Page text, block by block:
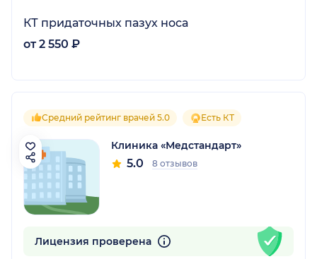
КТ придаточных пазух носа
от 2 550 ₽
Средний рейтинг врачей 5.0 Есть КТ
Клиника «Медстандарт»
5.0 8 отзывов
Лицензия проверена